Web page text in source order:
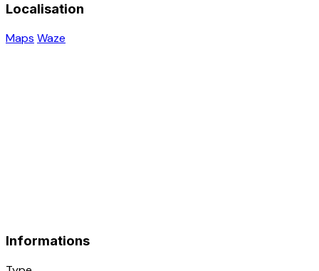
Localisation
Maps Waze
Informations